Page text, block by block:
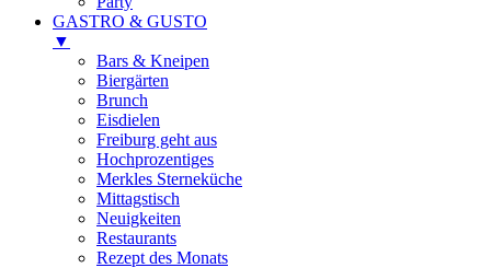
GASTRO & GUSTO
▼
Bars & Kneipen
Biergärten
Brunch
Eisdielen
Freiburg geht aus
Hochprozentiges
Merkles Sterneküche
Mittagstisch
Neuigkeiten
Restaurants
Rezept des Monats